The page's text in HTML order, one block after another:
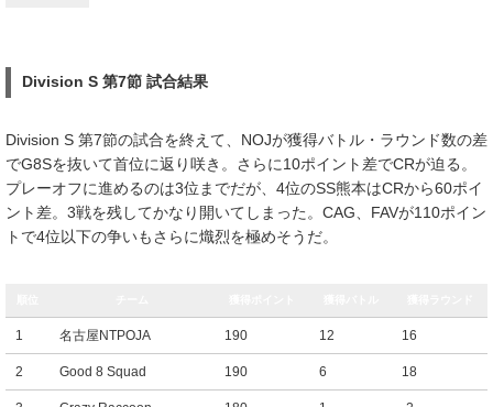
Division S 第7節 試合結果
Division S 第7節の試合を終えて、NOJが獲得バトル・ラウンド数の差
でG8Sを抜いて首位に返り咲き。さらに10ポイント差でCRが迫る。
プレーオフに進めるのは3位までだが、4位のSS熊本はCRから60ポイ
ント差。3戦を残してかなり開いてしまった。CAG、FAVが110ポイン
トで4位以下の争いもさらに熾烈を極めそうだ。
1 名古屋NTPOJA 190 12 16
2 Good 8 Squad 190 6 18